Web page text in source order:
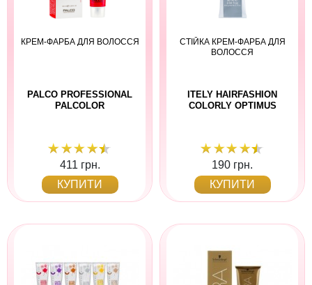
КРЕМ-ФАРБА ДЛЯ ВОЛОССЯ
PALCO PROFESSIONAL
PALCOLOR
411 грн.
КУПИТИ
СТІЙКА КРЕМ-ФАРБА ДЛЯ
ВОЛОССЯ
ITELY HAIRFASHION
COLORLY OPTIMUS
190 грн.
КУПИТИ